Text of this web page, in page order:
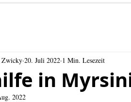
in
Zwicky 20. Juli 2022 1 Min. Lesezeit
2022